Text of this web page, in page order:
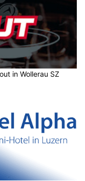
in Wollerau SZ